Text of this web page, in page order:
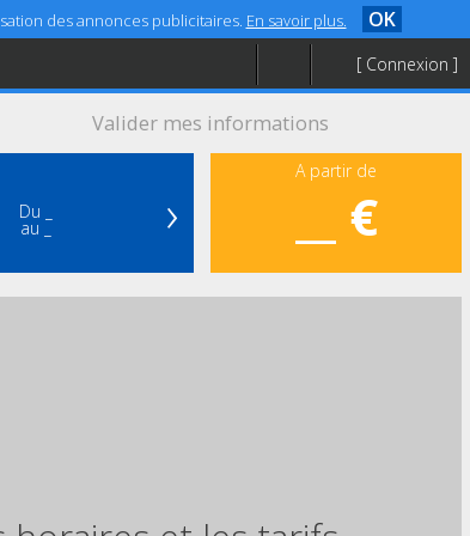
des annonces publicitaires. En savoir plus. OK
[ Connexion ]
Valider mes informations
Du _
au _ ›
A partir de
__ €